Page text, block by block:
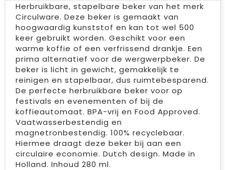
Herbruikbare, stapelbare beker van het merk
Circulware. Deze beker is gemaakt van
hoogwaardig kunststof en kan tot wel 500
keer gebruikt worden. Geschikt voor een
warme koffie of een verfrissend drankje. Een
prima alternatief voor de wergwerpbeker. De
beker is licht in gewicht, gemakkelijk te
reinigen en stapelbaar, dus ruimtebesparend.
De perfecte herbruikbare beker voor op
festivals en evenementen of bij de
koffieautomaat. BPA-vrij en Food Approved.
Vaatwasserbestendig en
magnetronbestendig. 100% recyclebaar.
Hiermee draagt deze beker bij aan een
circulaire economie. Dutch design. Made in
Holland. Inhoud 280 ml.